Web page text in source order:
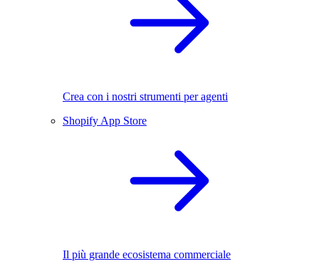
Crea con i nostri strumenti per agenti
Shopify App Store
Il più grande ecosistema commerciale